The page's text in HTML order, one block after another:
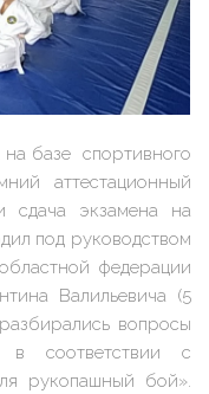
базе спортивного
аттестационный
экзамена на
под руководством
федерации
Валильевича (5
вопросы
соответствии с
рукопашный бой».